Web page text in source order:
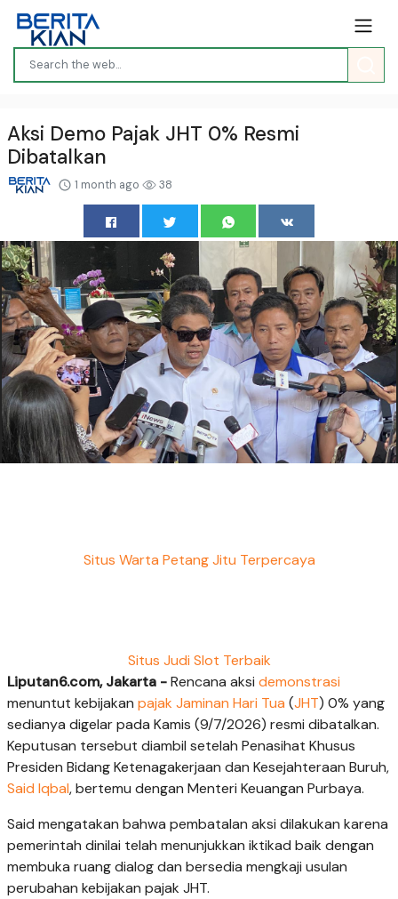
Aksi Demo Pajak JHT 0% Resmi
Dibatalkan
1 month ago 38
Situs Warta Petang Jitu Terpercaya
Situs Judi Slot Terbaik
Liputan6.com, Jakarta -Rencana aksi demonstrasi
menuntut kebijakan pajak Jaminan Hari Tua (JHT) 0% yang
sedianya digelar pada Kamis (9/7/2026) resmi dibatalkan.
Keputusan tersebut diambil setelah Penasihat Khusus
Presiden Bidang Ketenagakerjaan dan Kesejahteraan Buruh,
Said Iqbal, bertemu dengan Menteri Keuangan Purbaya.
Said mengatakan bahwa pembatalan aksi dilakukan karena
pemerintah dinilai telah menunjukkan iktikad baik dengan
membuka ruang dialog dan bersedia mengkaji usulan
perubahan kebijakan pajak JHT.